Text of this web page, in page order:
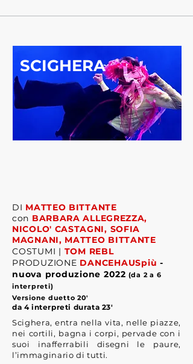
SCIGHERA
DI MATTEO BITTANTE
con BARBARA ALLEGREZZA,
NICOLO' CASTAGNI, SOFIA
MAGNANI, MATTEO BITTANTE
COSTUMI | TOM REBL
PRODUZIONE DANCEHAUSpiù -
nuova produzione 2022 (da 2 a 6
interpreti)
Versione duetto 20'
da 4 interpreti durata 23'
Scighera, entra nella vita, nelle piazze,
nei cortili, bagna i corpi, pervade con i
suoi inafferrabili disegni le paure,
l’immaginario di tutti.